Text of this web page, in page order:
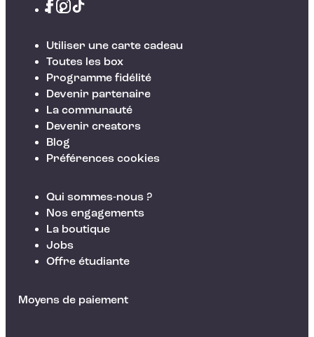
Utiliser une carte cadeau
Toutes les box
Programme fidélité
Devenir partenaire
La communauté
Devenir creators
Blog
Préférences cookies
Qui sommes-nous ?
Nos engagements
La boutique
Jobs
Offre étudiante
Moyens de paiement